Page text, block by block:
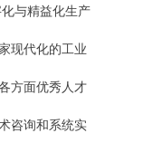
与精益化生产
现代化的工业
方面优秀人才
咨询和系统实